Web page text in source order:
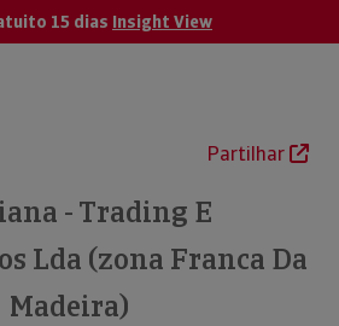
15 dias Insight View
Partilhar
- Trading E
Lda (zona Franca Da
Madeira)